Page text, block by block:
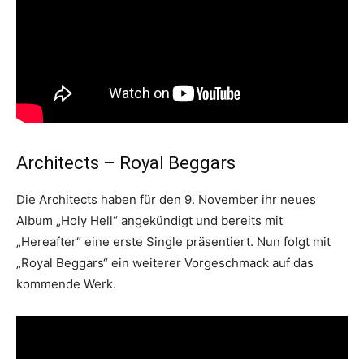
Architects – Royal Beggars
Die Architects haben für den 9. November ihr neues
Album „Holy Hell“ angekündigt und bereits mit
„Hereafter“ eine erste Single präsentiert. Nun folgt mit
„Royal Beggars“ ein weiterer Vorgeschmack auf das
kommende Werk.